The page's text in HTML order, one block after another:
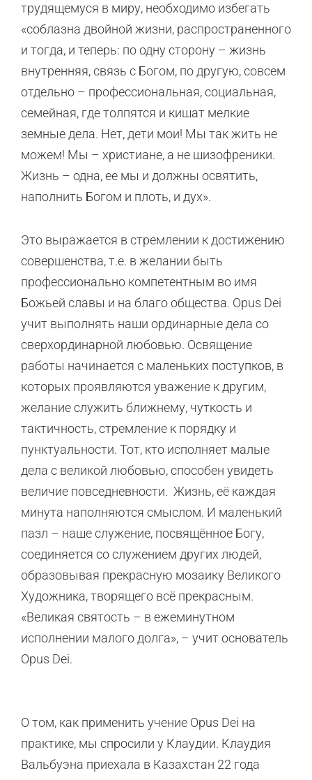
трудящемуся в миру, необходимо избегать
«соблазна двойной жизни, распространенного
и тогда, и теперь: по одну сторону – жизнь
внутренняя, связь с Богом, по другую, совсем
отдельно – профессиональная, социальная,
семейная, где толпятся и кишат мелкие
земные дела. Нет, дети мои! Мы так жить не
можем! Мы – христиане, а не шизофреники.
Жизнь – одна, ее мы и должны освятить,
наполнить Богом и плоть, и дух».
Это выражается в стремлении к достижению
совершенства, т.е. в желании быть
профессионально компетентным во имя
Божьей славы и на благо общества. Opus Dei
учит выполнять наши ординарные дела со
сверхординарной любовью. Освящение
работы начинается с маленьких поступков, в
которых проявляются уважение к другим,
желание служить ближнему, чуткость и
тактичность, стремление к порядку и
пунктуальности. Тот, кто исполняет малые
дела с великой любовью, способен увидеть
величие повседневности. Жизнь, её каждая
минута наполняются смыслом. И маленький
пазл – наше служение, посвящённое Богу,
соединяется со служением других людей,
образовывая прекрасную мозаику Великого
Художника, творящего всё прекрасным.
«Великая святость – в ежеминутном
исполнении малого долга», – учит основатель
Opus Dei.
О том, как применить учение Opus Dei на
практике, мы спросили у Клаудии. Клаудия
Вальбуэна приехала в Казахстан 22 года